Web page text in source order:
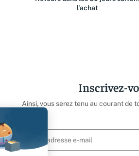
l'achat
Inscrivez-
Ainsi, vous serez tenu au courant de